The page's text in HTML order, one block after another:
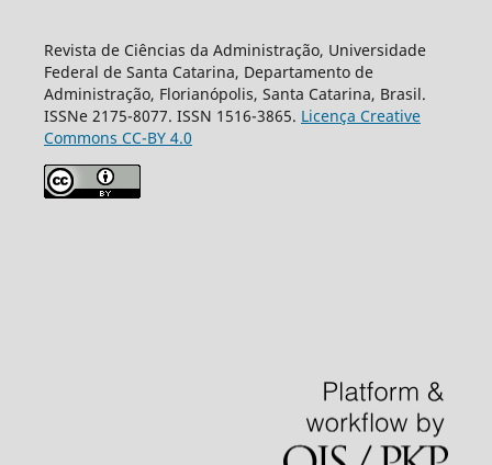
Revista de Ciências da Administração, Universidade
Federal de Santa Catarina, Departamento de
Administração, Florianópolis, Santa Catarina, Brasil.
ISSNe 2175-8077. ISSN 1516-3865. Licença Creative
Commons CC-BY 4.0